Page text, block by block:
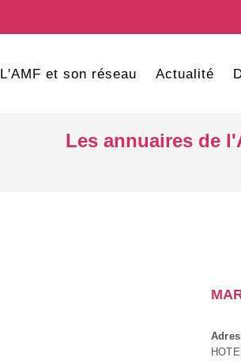
L'AMF et son réseau Actualité
Les annuaires de